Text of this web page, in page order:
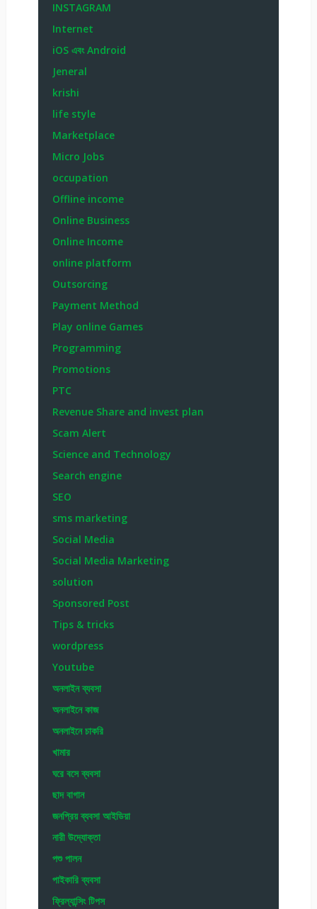
INSTAGRAM
Internet
iOS এবং Android
Jeneral
krishi
life style
Marketplace
Micro Jobs
occupation
Offline income
Online Business
Online Income
online platform
Outsorcing
Payment Method
Play online Games
Programming
Promotions
PTC
Revenue Share and invest plan
Scam Alert
Science and Technology
Search engine
SEO
sms marketing
Social Media
Social Media Marketing
solution
Sponsored Post
Tips & tricks
wordpress
Youtube
অনলাইন ব্যবসা
অনলাইনে কাজ
অনলাইনে চাকরি
খামার
ঘরে বসে ব্যবসা
ছাদ বাগান
জনপ্রিয় ব্যবসা আইডিয়া
নারী উদ্যোক্তা
পশু পালন
পাইকারি ব্যবসা
ফ্রিল্যান্সিং টিপস